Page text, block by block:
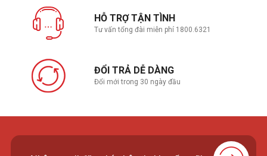
HỖ TRỢ TẬN TÌNH
Tư vấn tổng đài miễn phí 1800.6321
ĐỔI TRẢ DỄ DÀNG
Đổi mới trong 30 ngày đầu